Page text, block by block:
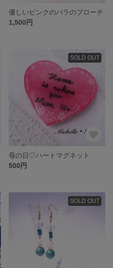
優しいピンクのバラのブローチ
1,500円
SOLD OUT
母の日♡ハートマグネット
500円
SOLD OUT